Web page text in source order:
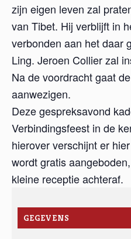
zijn eigen leven zal
van Tibet. Hij verblijft in
verbonden aan het daar
Ling. Jeroen Collier zal
Na de voordracht gaat
aanwezigen.
Deze gespreksavond
Verbindingsfeest in de
hierover verschijnt er
wordt gratis
kleine receptie achteraf.
GEGEVENS